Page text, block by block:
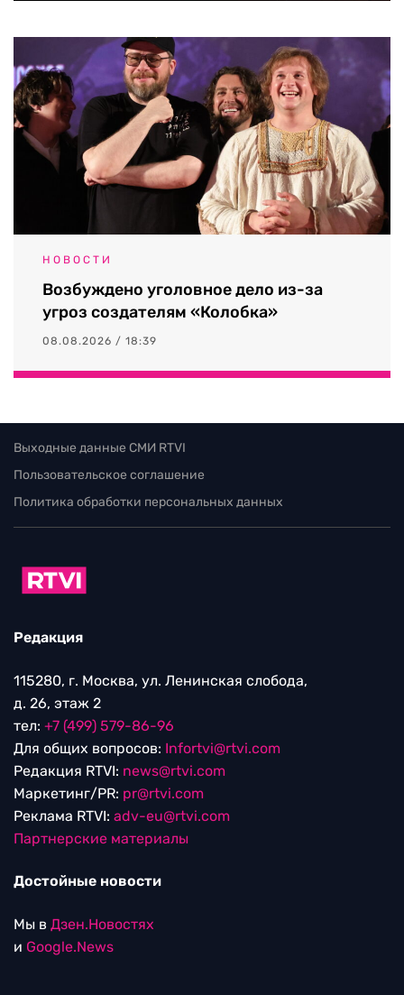
НОВОСТИ
Возбуждено уголовное дело из-за
угроз создателям «Колобка»
08.08.2026 / 18:39
Выходные данные СМИ RTVI
Пользовательское соглашение
Политика обработки персональных данных
Редакция
115280, г. Москва, ул. Ленинская слобода,
д. 26, этаж 2
тел: +7 (499) 579-86-96
Для общих вопросов: Infortvi@rtvi.com
Редакция RTVI: news@rtvi.com
Маркетинг/PR: pr@rtvi.com
Реклама RTVI: adv-eu@rtvi.com
Партнерские материалы
Достойные новости
Мы в Дзен.Новостях
и Google.News